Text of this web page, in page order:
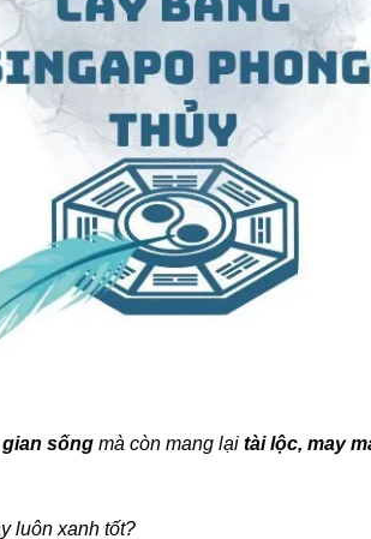
sống mà còn mang lại tài lộc, may
luôn xanh tốt?